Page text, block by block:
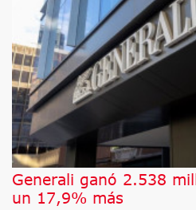
Generali ganó 2.538
un 17,9% más